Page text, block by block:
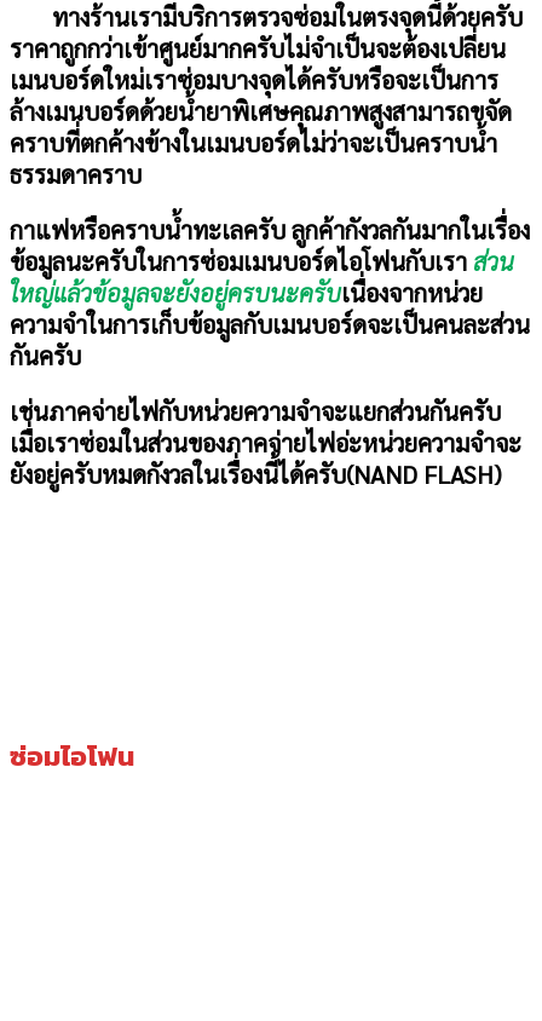
ทางร้านเรามีบริการตรวจซ่อมในตรงจุดนี้ด้วยครับ
ราคาถูกกว่าเข้าศูนย์มากครับไม่จำเป็นจะต้องเปลี่ยน
เมนบอร์ดใหม่เราซ่อมบางจุดได้ครับหรือจะเป็นการ
ล้างเมนบอร์ดด้วยน้ำยาพิเศษคุณภาพสูงสามารถขจัด
คราบที่ตกค้างข้างในเมนบอร์ดไม่ว่าจะเป็นคราบน้ำ
ธรรมดาคราบ
กาแฟหรือคราบน้ำทะเลครับลูกค้ากังวลกันมากในเรื่อง
ข้อมูลนะครับในการซ่อมเมนบอร์ดไอโฟนกับเรา ส่วน
ใหญ่แล้วข้อมูลจะยังอยู่ครบนะครับเนื่องจากหน่วย
ความจำในการเก็บข้อมูลกับเมนบอร์ดจะเป็นคนละส่วน
กันครับ
เช่นภาคจ่ายไฟกับหน่วยความจำจะแยกส่วนกันครับ
เมื่อเราซ่อมในส่วนของภาคจ่ายไฟอ่ะหน่วยความจำจะ
ยังอยู่ครับหมดกังวลในเรื่องนี้ได้ครับ(NAND FLASH)
ซ่อมไอโฟน